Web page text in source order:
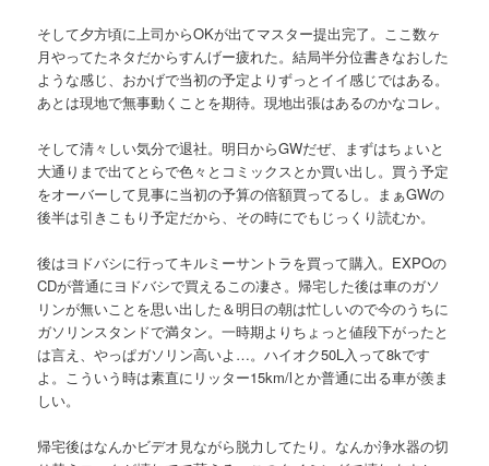
そして夕方頃に上司からOKが出てマスター提出完了。ここ数ヶ
月やってたネタだからすんげー疲れた。結局半分位書きなおした
ような感じ、おかげで当初の予定よりずっとイイ感じではある。
あとは現地で無事動くことを期待。現地出張はあるのかなコレ。
そして清々しい気分で退社。明日からGWだぜ、まずはちょいと
大通りまで出てとらで色々とコミックスとか買い出し。買う予定
をオーバーして見事に当初の予算の倍額買ってるし。まぁGWの
後半は引きこもり予定だから、その時にでもじっくり読むか。
後はヨドバシに行ってキルミーサントラを買って購入。EXPOの
CDが普通にヨドバシで買えるこの凄さ。帰宅した後は車のガソ
リンが無いことを思い出した＆明日の朝は忙しいので今のうちに
ガソリンスタンドで満タン。一時期よりちょっと値段下がったと
は言え、やっぱガソリン高いよ…。ハイオク50L入って8kです
よ。こういう時は素直にリッター15km/lとか普通に出る車が羨ま
しい。
帰宅後はなんかビデオ見ながら脱力してたり。なんか浄水器の切